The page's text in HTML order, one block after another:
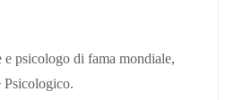
psicologo di fama mondiale,
Psicologico.